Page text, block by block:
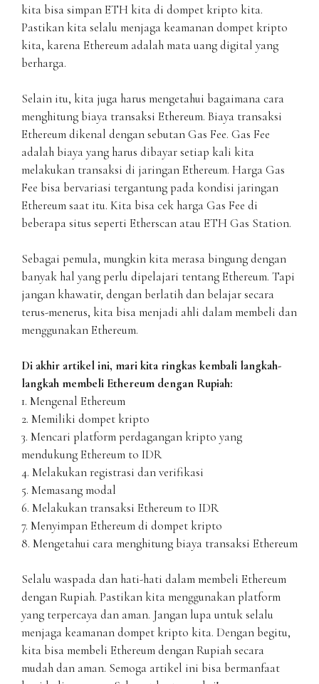
kita bisa simpan ETH kita di dompet kripto kita.
Pastikan kita selalu menjaga keamanan dompet kripto
kita, karena Ethereum adalah mata uang digital yang
berharga.
Selain itu, kita juga harus mengetahui bagaimana cara
menghitung biaya transaksi Ethereum. Biaya transaksi
Ethereum dikenal dengan sebutan Gas Fee. Gas Fee
adalah biaya yang harus dibayar setiap kali kita
melakukan transaksi di jaringan Ethereum. Harga Gas
Fee bisa bervariasi tergantung pada kondisi jaringan
Ethereum saat itu. Kita bisa cek harga Gas Fee di
beberapa situs seperti Etherscan atau ETH Gas Station.
Sebagai pemula, mungkin kita merasa bingung dengan
banyak hal yang perlu dipelajari tentang Ethereum. Tapi
jangan khawatir, dengan berlatih dan belajar secara
terus-menerus, kita bisa menjadi ahli dalam membeli dan
menggunakan Ethereum.
Di akhir artikel ini, mari kita ringkas kembali langkah-
langkah membeli Ethereum dengan Rupiah:
1. Mengenal Ethereum
2. Memiliki dompet kripto
3. Mencari platform perdagangan kripto yang
mendukung Ethereum to IDR
4. Melakukan registrasi dan verifikasi
5. Memasang modal
6. Melakukan transaksi Ethereum to IDR
7. Menyimpan Ethereum di dompet kripto
8. Mengetahui cara menghitung biaya transaksi Ethereum
Selalu waspada dan hati-hati dalam membeli Ethereum
dengan Rupiah. Pastikan kita menggunakan platform
yang terpercaya dan aman. Jangan lupa untuk selalu
menjaga keamanan dompet kripto kita. Dengan begitu,
kita bisa membeli Ethereum dengan Rupiah secara
mudah dan aman. Semoga artikel ini bisa bermanfaat